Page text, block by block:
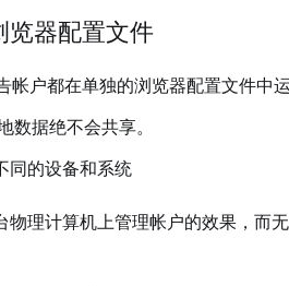
览器配置文件
帐户都在单独的浏览器配置文件中
数据绝不会共享。
同的设备和系统
物理计算机上管理帐户的效果，而